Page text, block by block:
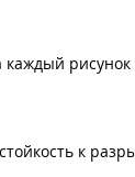
рисунок
к